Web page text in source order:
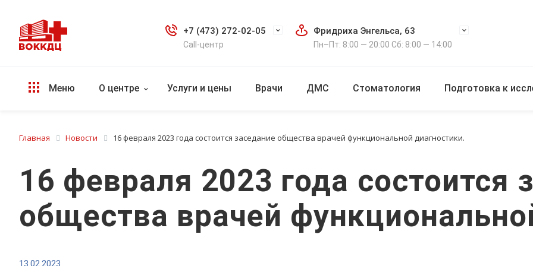
+7 (473) 272-02-05
Call-центр
Фридриха Энгельса, 63
Пн–Пт: 8:00 — 20:00 Сб: 8:00 — 14:00
Меню О центре Услуги и цены Врачи ДМС Стоматология Подготовка к
Главная Новости 16 февраля 2023 года состоится заседание общества врачей функциональной диагностики.
16 февраля 2023 года состоится
общества врачей
13.02.2023